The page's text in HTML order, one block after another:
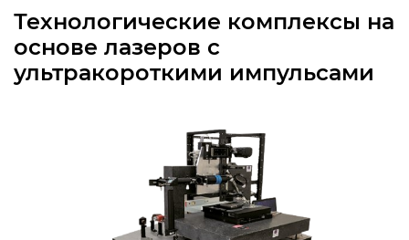
Технологические комплексы на
основе лазеров с
ультракороткими импульсами